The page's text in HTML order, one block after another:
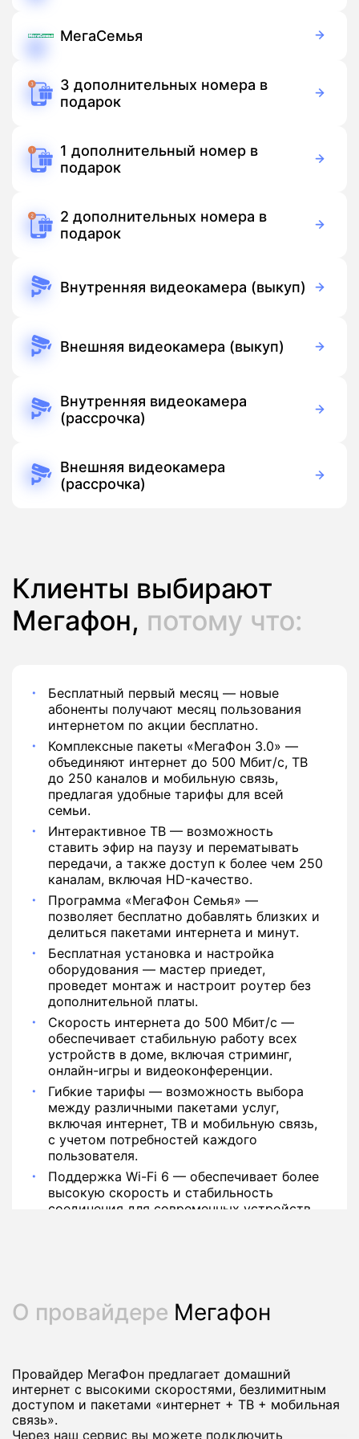
МегаСемья
3 дополнительных номера в
подарок
1 дополнительный номер в
подарок
2 дополнительных номера в
подарок
Внутренняя видеокамера (выкуп)
Подписка
Внешняя видеокамера (выкуп)
ПодпискаВнутренняя видеокамера
(рассрочка)
ПодпискаВнешняя видеокамера
(рассрочка)
Клиенты выбирают
Мегафон, потому что:
Бесплатный первый месяц — новые
абоненты получают месяц пользования
интернетом по акции бесплатно.
Комплексные пакеты «МегаФон 3.0» —
объединяют интернет до 500 Мбит/с, ТВ
до 250 каналов и мобильную связь,
предлагая удобные тарифы для всей
семьи.
Интерактивное ТВ — возможность
ставить эфир на паузу и перематывать
передачи, а также доступ к более чем 250
каналам, включая HD-качество.
Программа «МегаФон Семья» —
позволяет бесплатно добавлять близких и
делиться пакетами интернета и минут.
Бесплатная установка и настройка
оборудования — мастер приедет,
проведет монтаж и настроит роутер без
дополнительной платы.
Скорость интернета до 500 Мбит/с —
обеспечивает стабильную работу всех
устройств в доме, включая стриминг,
онлайн-игры и видеоконференции.
Гибкие тарифы — возможность выбора
между различными пакетами услуг,
включая интернет, ТВ и мобильную связь,
с учетом потребностей каждого
пользователя.
Поддержка Wi-Fi 6 — обеспечивает более
высокую скорость и стабильность
соединения для современных устройств.
О провайдере Мегафон
Провайдер МегаФон предлагает домашний
интернет с высокими скоростями, безлимитным
доступом и пакетами «интернет + ТВ + мобильная
связь».
Через наш сервис вы можете подключить